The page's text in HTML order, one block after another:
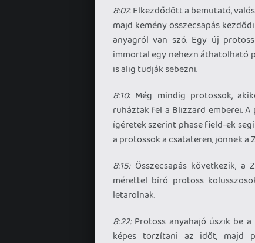
8:07: Elkezdődött a bemutató,
majd kemény összecsapás
anyagról van szó. Egy új
immortal egy nehezn áthatolható
is alig tudják sebezni.
8:10: Még mindig protossok,
ruháztak fel a Blizzard emberei.
ígéretek szerint phase field-ek
a protossok a csatateren, jönnek a
8:15:Összecsapás következik, a
mérettel bíró protoss
letarolnak.
8:22:Protoss anyahajó úszik be a
képes torzítani az időt, majd